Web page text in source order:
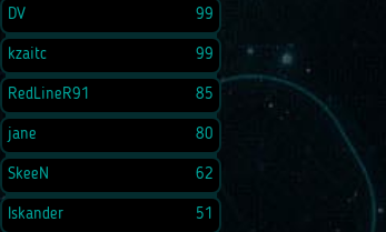
DV 99
kzaitc 99
RedLineR91 85
jane 80
SkeeN 62
Iskander 51